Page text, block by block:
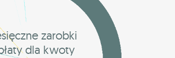
zarobki
dla kwoty